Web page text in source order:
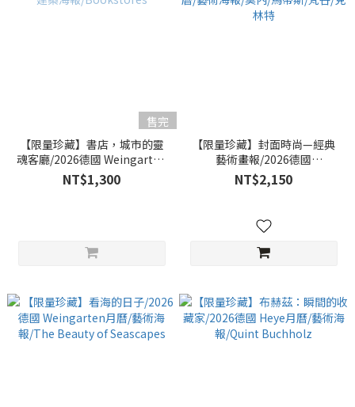
售完
【限量珍藏】書店，城市的靈
魂客廳/2026德國 Weingarten
月曆/建築海報/Bookstores
NT$1,300
【限量珍藏】封面時尚—經典
藝術畫報/2026德國
Weingarten月曆/藝術海報/莫
內/馬蒂斯/梵谷/克林特
NT$2,150